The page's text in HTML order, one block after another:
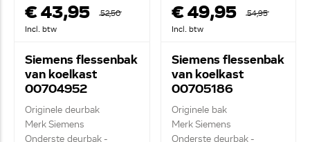
€ 43,95
52,50
Incl. btw
Siemens flessenbak
van koelkast
00704952
Originele deurbak
Merk Siemens
Onderste deurbak -
€ 49,95
54,95
Incl. btw
Siemens flessenbak
van koelkast
00705186
Originele bak
Merk Siemens
Onderste deurbak -